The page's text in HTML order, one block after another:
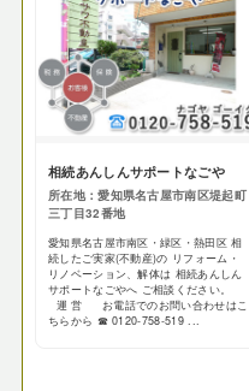
相続あんしんサポートなごや
所在地：愛知県名古屋市南区堤起町
三丁目32番地
愛知県名古屋市南区・緑区・熱田区 相
続したご実家(不動産)の リフォーム・
リノベーション、解体は 相続あんしん
サポートなごやへ ご相談ください。
運 営 お電話でのお問い合わせはこ
ちらから ☎ 0120-758-519 ...